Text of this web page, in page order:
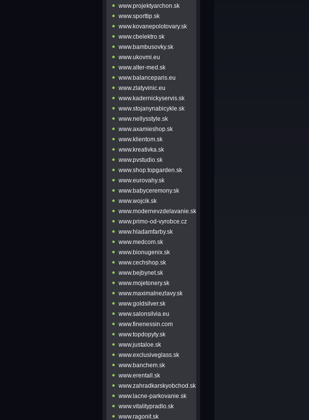
www.projektyarchon.sk
www.sporttip.sk
www.kovanepolotovary.sk
www.cbelektro.sk
www.bambusovky.sk
www.ukovmi.eu
www.alter-med.sk
www.balanceparis.eu
www.zlatyvinic.eu
www.kadernickyservis.sk
www.stojanynabicykle.sk
www.nellysstyle.sk
www.axamieshop.sk
www.klientom.sk
www.kreativka.sk
www.pvstudio.sk
www.shop.topgarden.sk
www.eurovahy.sk
www.babyceremony.sk
www.wojcik.sk
www.modernevzdelavanie.sk
www.primo-od-vyrobce.cz
www.hladamfarby.sk
www.medcom.sk
www.bionugenix.sk
www.cechshop.sk
www.bejbynet.sk
www.mojetonery.sk
www.maximalnezlavy.sk
www.goldsilver.sk
www.salonsilvia.eu
www.finenessin.com
www.topdopyty.sk
www.justaloe.sk
www.exclusiveglass.sk
www.banchem.sk
www.erentall.sk
www.zahradkarskyobchod.sk
www.lacne-parkovanie.sk
www.vitalitypradlo.sk
www.ragonit.sk